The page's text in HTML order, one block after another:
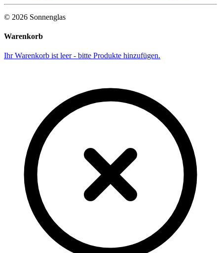
© 2026 Sonnenglas
Warenkorb
Ihr Warenkorb ist leer - bitte Produkte hinzufügen.